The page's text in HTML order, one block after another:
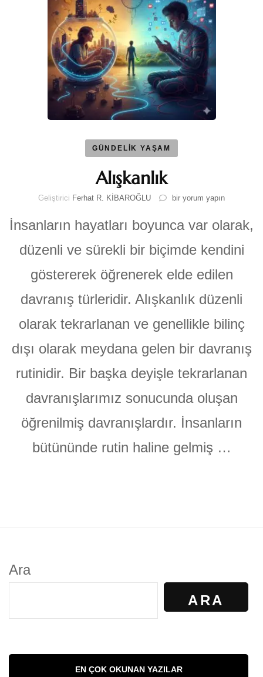
GÜNDELİK YAŞAM
Alışkanlık
Geliştirici Ferhat R. KİBAROĞLU
Alışkanlık
bir yorum yapın
İnsanların hayatları boyunca var olarak,
düzenli ve sürekli bir biçimde kendini
göstererek öğrenerek elde edilen
davranış türleridir. Alışkanlık düzenli
olarak tekrarlanan ve genellikle bilinç
dışı olarak meydana gelen bir davranış
rutinidir. Bir başka deyişle tekrarlanan
davranışlarımız sonucunda oluşan
öğrenilmiş davranışlardır. İnsanların
bütününde rutin haline gelmiş …
Ara
ARA
EN ÇOK OKUNAN YAZILAR